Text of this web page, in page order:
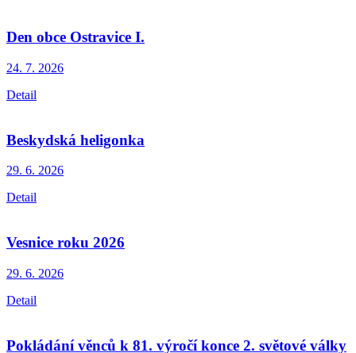
Den obce Ostravice I.
24. 7. 2026
Detail
Beskydská heligonka
29. 6. 2026
Detail
Vesnice roku 2026
29. 6. 2026
Detail
Pokládání věnců k 81. výročí konce 2. světové války